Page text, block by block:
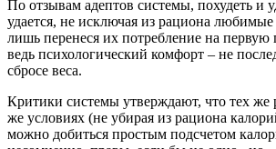
По отзывам адептов системы, похудеть и
удается, не исключая из рациона
лишь перенеся их потребление на
ведь психологический комфорт – не
сбросе веса.
Критики системы утверждают, что тех же
же условиях (не убирая из рациона
можно добиться простым подсчетом